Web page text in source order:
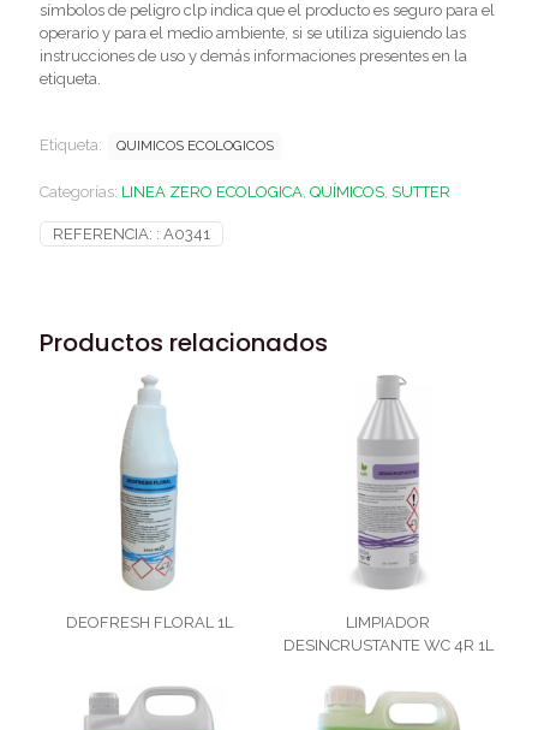
símbolos de peligro clp indica que el producto es seguro para el
operario y para el medio ambiente, si se utiliza siguiendo las
instrucciones de uso y demás informaciones presentes en la
etiqueta.
Etiqueta: QUIMICOS ECOLOGICOS
Categorías: LINEA ZERO ECOLOGICA, QUÍMICOS, SUTTER
REFERENCIA: : A0341
Productos relacionados
DEOFRESH FLORAL 1L
LIMPIADOR
DESINCRUSTANTE WC 4R 1L